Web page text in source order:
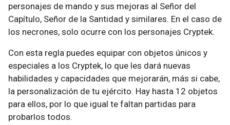
personajes de mando y sus mejoras al Señor del
Capítulo, Señor de la Santidad y similares. En el caso de
los necrones, solo ocurre con los personajes Cryptek.
Con esta regla puedes equipar con objetos únicos y
especiales a los Cryptek, lo que les dará nuevas
habilidades y capacidades que mejorarán, más si cabe,
la personalización de tu ejército. Hay hasta 12 objetos
para ellos, por lo que igual te faltan partidas para
probarlos todos.